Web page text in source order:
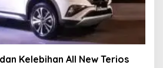
Kelebihan All New Terios